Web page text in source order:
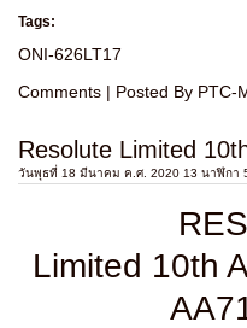
Tags:
ONI-626LT17
Comments | Posted By PTC-
Resolute Limited
วันพุธที่ 18 มีนาคม ค.ศ. 2020 13 นาฬิกา
Limited 10th